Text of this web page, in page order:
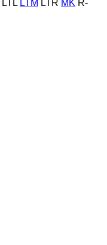
LTL LTM LTR MK R-